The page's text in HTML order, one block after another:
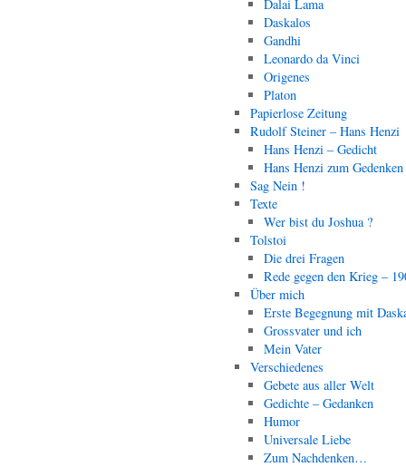
Dalai Lama
Daskalos
Gandhi
Leonardo da Vinci
Origenes
Platon
Papierlose Zeitung
Rudolf Steiner – Hans Henzi
Hans Henzi – Gedicht
Hans Henzi zum Gedenken
Sag Nein !
Texte
Wer bist du Joshua ?
Tolstoi
Die drei Fragen
Rede gegen den Krieg –
Über mich
Erste Begegnung mit
Grossvater und ich
Mein Vater
Verschiedenes
Gebete aus aller Welt
Gedichte – Gedanken
Humor
Universale Liebe
Zum Nachdenken…